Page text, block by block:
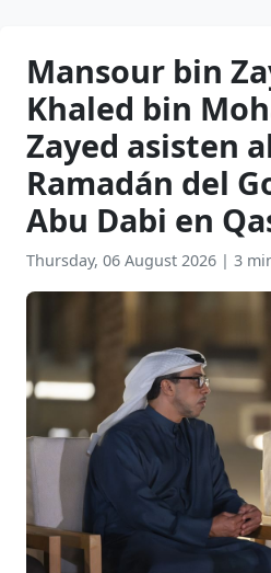
Mansour bin
Khaled bin
Zayed asisten
Ramadán del
Abu Dabi en
Thursday, 06 August 2026 | 3